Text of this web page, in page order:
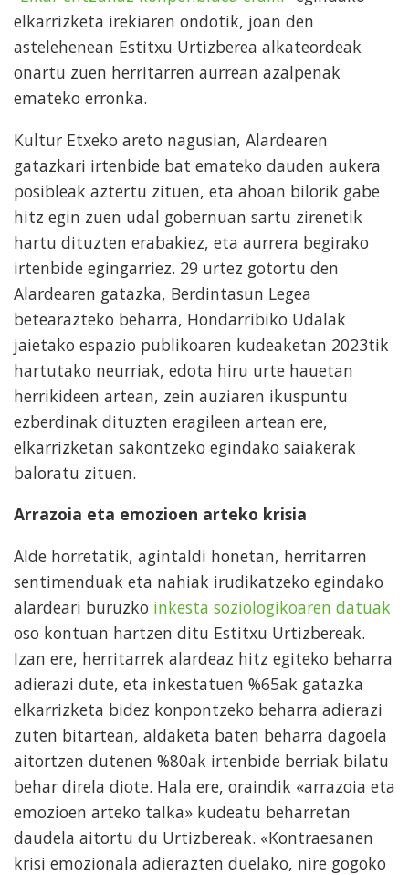
elkarrizketa irekiaren ondotik, joan den
astelehenean Estitxu Urtizberea alkateordeak
onartu zuen herritarren aurrean azalpenak
emateko erronka.
Kultur Etxeko areto nagusian, Alardearen
gatazkari irtenbide bat emateko dauden aukera
posibleak aztertu zituen, eta ahoan bilorik gabe
hitz egin zuen udal gobernuan sartu zirenetik
hartu dituzten erabakiez, eta aurrera begirako
irtenbide egingarriez. 29 urtez gotortu den
Alardearen gatazka, Berdintasun Legea
betearazteko beharra, Hondarribiko Udalak
jaietako espazio publikoaren kudeaketan 2023tik
hartutako neurriak, edota hiru urte hauetan
herrikideen artean, zein auziaren ikuspuntu
ezberdinak dituzten eragileen artean ere,
elkarrizketan sakontzeko egindako saiakerak
baloratu zituen.
Arrazoia eta emozioen arteko krisia
Alde horretatik, agintaldi honetan, herritarren
sentimenduak eta nahiak irudikatzeko egindako
alardeari buruzko inkesta soziologikoaren datuak
oso kontuan hartzen ditu Estitxu Urtizbereak.
Izan ere, herritarrek alardeaz hitz egiteko beharra
adierazi dute, eta inkestatuen %65ak gatazka
elkarrizketa bidez konpontzeko beharra adierazi
zuten bitartean, aldaketa baten beharra dagoela
aitortzen dutenen %80ak irtenbide berriak bilatu
behar direla diote. Hala ere, oraindik «arrazoia eta
emozioen arteko talka» kudeatu beharretan
daudela aitortu du Urtizbereak. «Kontraesanen
krisi emozionala adierazten duelako, nire gogoko